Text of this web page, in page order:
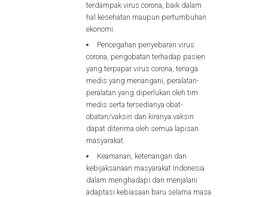
terdampak virus corona, baik dalam
hal kesehatan maupun pertumbuhan
ekonomi.
Pencegahan penyebaran virus
corona, pengobatan terhadap pasien
yang terpapar virus corona, tenaga
medis yang menangani, peralatan-
peralatan yang diperlukan oleh tim
medis serta tersedianya obat-
obatan/vaksin dan kiranya vaksin
dapat diterima oleh semua lapisan
masyarakat.
Keamanan, ketenangan dan
kebijaksanaan masyarakat Indonesia
dalam menghadapi dan menjalani
adaptasi kebiasaan baru selama masa